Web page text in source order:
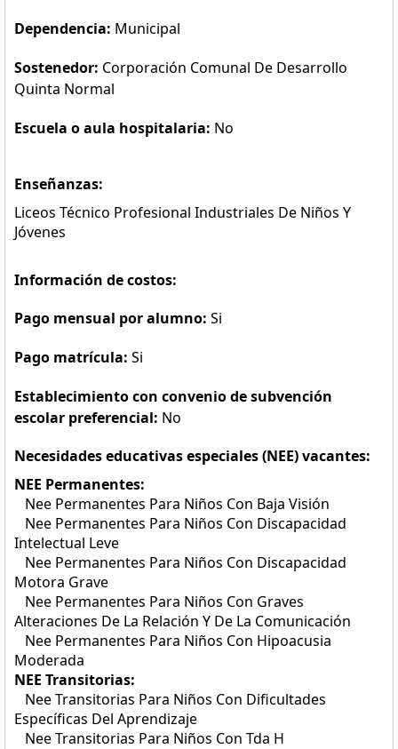
Dependencia: Municipal
Sostenedor: Corporación Comunal De Desarrollo
Quinta Normal
Escuela o aula hospitalaria: No
Enseñanzas:
Liceos Técnico Profesional Industriales De Niños Y
Jóvenes
Información de costos:
Pago mensual por alumno: Si
Pago matrícula: Si
Establecimiento con convenio de subvención
escolar preferencial: No
Necesidades educativas especiales (NEE) vacantes:
NEE Permanentes:
Nee Permanentes Para Niños Con Baja Visión
Nee Permanentes Para Niños Con Discapacidad
Intelectual Leve
Nee Permanentes Para Niños Con Discapacidad
Motora Grave
Nee Permanentes Para Niños Con Graves
Alteraciones De La Relación Y De La Comunicación
Nee Permanentes Para Niños Con Hipoacusia
Moderada
NEE Transitorias:
Nee Transitorias Para Niños Con Dificultades
Específicas Del Aprendizaje
Nee Transitorias Para Niños Con Tda H